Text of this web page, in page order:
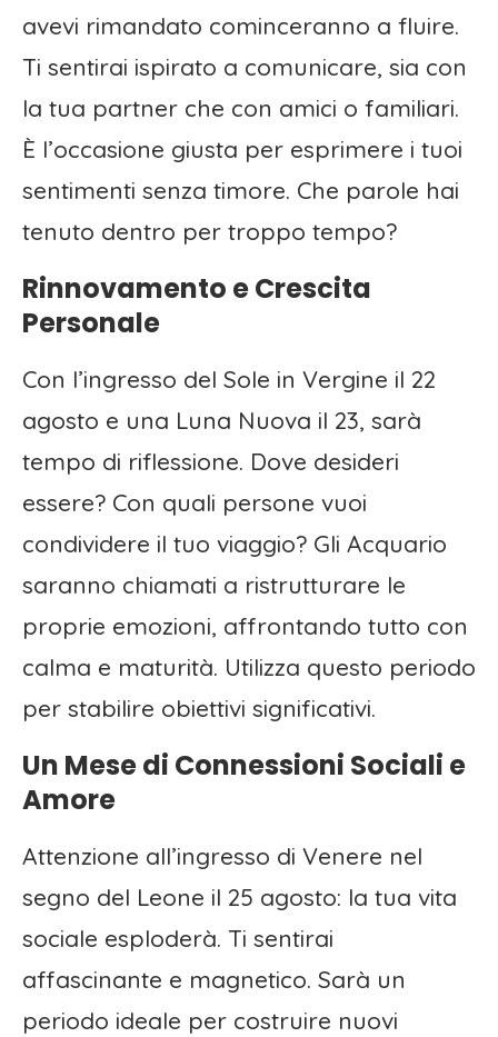
avevi rimandato cominceranno a fluire.
Ti sentirai ispirato a comunicare, sia con
la tua partner che con amici o familiari.
È l’occasione giusta per esprimere i tuoi
sentimenti senza timore. Che parole hai
tenuto dentro per troppo tempo?
Rinnovamento e Crescita
Personale
Con l’ingresso del Sole in Vergine il 22
agosto e una Luna Nuova il 23, sarà
tempo di riflessione. Dove desideri
essere? Con quali persone vuoi
condividere il tuo viaggio? Gli Acquario
saranno chiamati a ristrutturare le
proprie emozioni, affrontando tutto con
calma e maturità. Utilizza questo periodo
per stabilire obiettivi significativi.
Un Mese di Connessioni Sociali e
Amore
Attenzione all’ingresso di Venere nel
segno del Leone il 25 agosto: la tua vita
sociale esploderà. Ti sentirai
affascinante e magnetico. Sarà un
periodo ideale per costruire nuovi